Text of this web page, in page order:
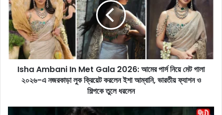
a
A
m
b
a
n
Isha Ambani In Met Gala 2026: আমের পার্স নিয়ে মেট গালা
২০২৬-এ নজরকাড়া লুক ক্রিয়েট করলেন ইশা আম্বানি, ভারতীয় ফ্যাশন ও
শিল্পকে তুলে ধরলেন